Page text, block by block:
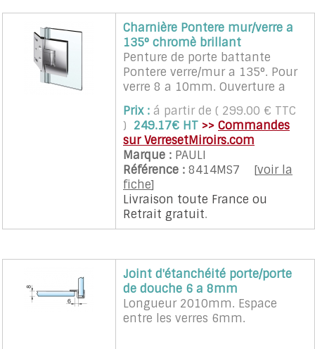
Charnière Pontere mur/verre a
135° chromè brillant
Penture de porte battante
Pontere verre/mur a 135°. Pour
verre 8 a 10mm. Ouverture a
90° dans les 2 sens, avec
règlage du 0°, ajustable par
tours oblongs. Va et vient
suivant type de joint utilisè.
Existe en finition effet inox,
chromè mat, chromè brillant.
Prix : á partir de ( 299.00 € TTC
) 249.17€ HT >> Commandes
sur VerresetMiroirs.com
Marque : PAULI
Référence : 8414MS7 [voir la
fiche]
Livraison toute France ou
Retrait gratuit.
Joint d'étanchéité porte/porte
de douche 6 a 8mm
Longueur 2010mm. Espace
entre les verres 6mm.